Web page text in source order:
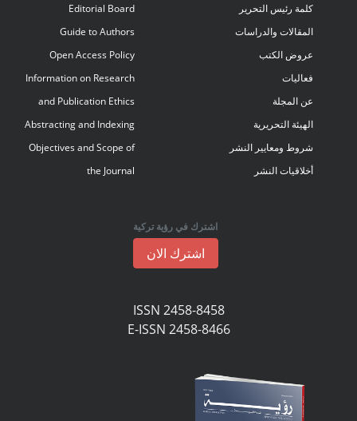
كلمة رئيس التحرير
المقالات والدراسات
عروض الكتب
فعاليات
عن المجلة
الهيئة التحريرية
شروط ومعايير النشر
أخلاقيات النشر
Editorial Board
Guide to Authors
Open Access Policy
Information on Research
and Publication Ethics
Abstracting and Indexing
Objectives and Scope of
the Journal
اشترك في رؤية تركية
اشترك الان
ISSN 2458-8458
E-ISSN 2458-8466